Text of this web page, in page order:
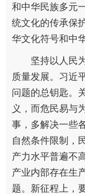
和中华民族多元
统文化的传承保
华文化符号和中
坚持以人民为
质量发展。习近
问题的总钥匙。
义，而危民易与
事，多解决一些
自然条件限制，
产力水平普遍不
产业内部存在生
题。新征程上，